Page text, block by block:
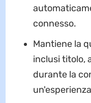
connesso.
Mantiene la
inclusi titolo,
durante la